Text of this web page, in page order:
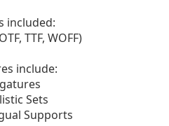
included:
TTF, WOFF)
include:
Sets
Supports